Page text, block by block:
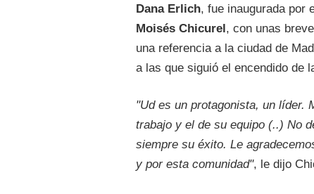
Dana Erlich, fue inaugurada por
Moisés Chicurel, con unas
una referencia a la ciudad de
a las que siguió el encendido de
"Ud es un protagonista, un líder.
trabajo y el de su equipo (..) No
siempre su éxito. Le
y por esta comunidad", le dijo